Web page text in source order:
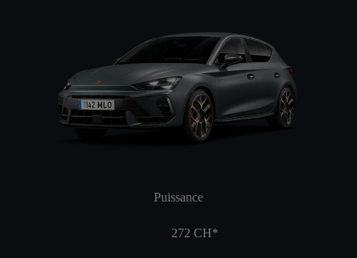
Puissance
272 CH*